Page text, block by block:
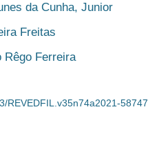
da Cunha, Junior
Freitas
Rêgo Ferreira
REVEDFIL.v35n74a2021-58747